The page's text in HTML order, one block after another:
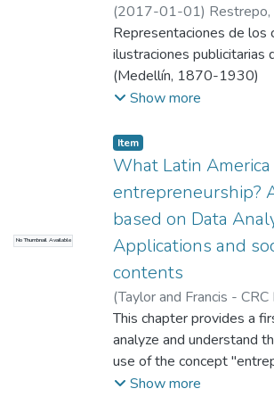
(2017-01-01) Restrepo,
Universidad EAFIT.
Administración;Estudios
(GEM)
Representaciones de los
ilustraciones publicitarias
(Medellín, 1870-1930)
Show more
No Thumbnail Available
Item
What Latin
entrepreneurship?
based on Data
Applications and
contents
(Taylor and Francis - CRC
01) ROJAS DE
Martins, I.;Gòmez,
EAFIT. Departamento de
Estudios en Mercadeo
This chapter provides a
analyze and understand
use of the concept
Latin America
Show more